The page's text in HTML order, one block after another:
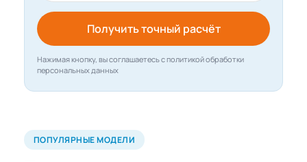
Получить точный расчёт
Нажимая кнопку, вы соглашаетесь с политикой обработки
персональных данных
ПОПУЛЯРНЫЕ МОДЕЛИ